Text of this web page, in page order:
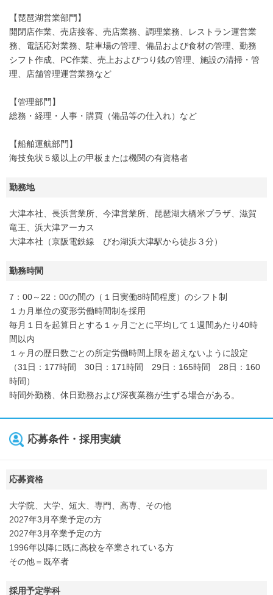
【琵琶湖営業部門】
開閉店作業、売店接客、売店業務、調理業務、レストラン運営業
務、電話応対業務、駐車場の管理、備品および食材の管理、勤務
シフト作成、PC作業、売上およびつり銭の管理、施設の清掃・管
理、店舗管理運営業務など
【管理部門】
総務・経理・人事・購買（備品等の仕入れ）など
【船舶運航部門】
海技免状５級以上の甲板または機関の有資格者
勤務地
大津本社、長浜営業所、今津営業所、琵琶湖大橋米プラザ、滋賀
竜王、浜大津アーカス
大津本社（京阪電鉄線 びわ湖浜大津駅から徒歩３分）
勤務時間
7：00～22：00の間の（１日実働8時間程度）のシフト制
１カ月単位の変形労働時間制を採用
毎月１日を起算日とする１ヶ月ごとに平均して１週間あたり40時
間以内
１ヶ月の歴日数ごとの所定労働時間上限を超えないように設定
（31日：177時間 30日：171時間 29日：165時間 28日：160
時間）
時間外勤務、休日勤務および深夜業務が生ずる場合がある。
応募条件・採用実績
応募資格
大学院、大学、短大、専門、高専、その他
2027年3月卒業予定の方
2027年3月卒業予定の方
1996年以降に既に高校を卒業されている方
その他＝既卒者
採用予定学科